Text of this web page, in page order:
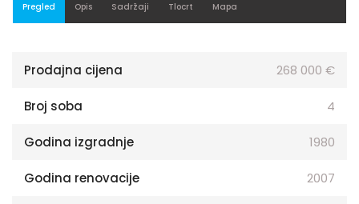
Pregled Opis Sadržaji Tlocrt Mapa
Prodajna cijena 268 000 €
Broj soba 4
Godina izgradnje 1980
Godina renovacije 2007